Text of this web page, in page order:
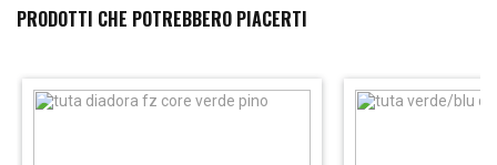
PRODOTTI CHE POTREBBERO PIACERTI